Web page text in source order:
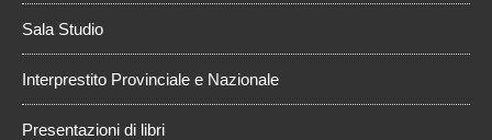
Sala Studio
Interprestito Provinciale e Nazionale
Presentazioni di libri